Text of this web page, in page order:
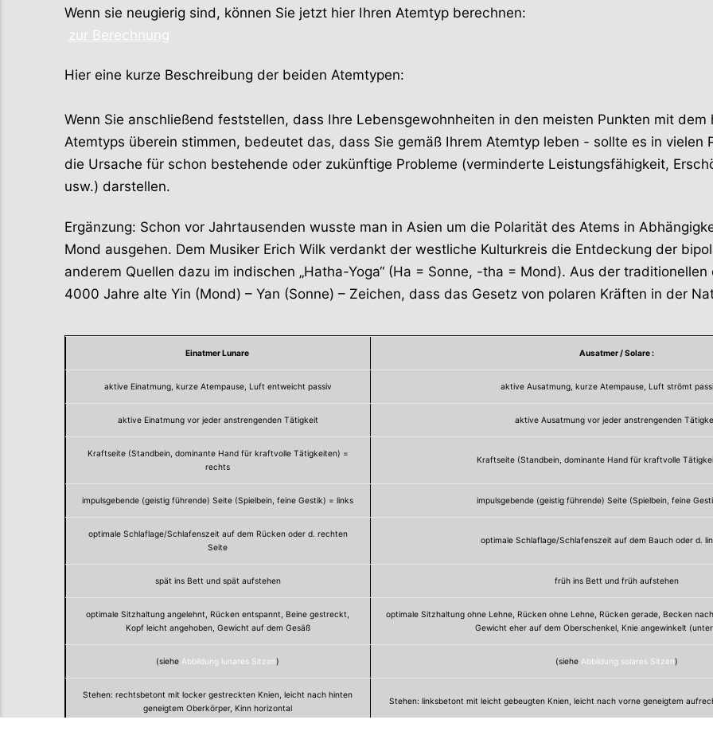
Wenn sie neugierig sind, können Sie jetzt hier Ihren Atemtyp berechnen:
zur Berechnung
Hier eine kurze Beschreibung der beiden Atemtypen:
Wenn Sie anschließend feststellen, dass Ihre Lebensgewohnheiten in den meisten Punkten mit
Atemtyps überein stimmen, bedeutet das, dass Sie gemäß Ihrem Atemtyp leben - sollte es in vielen
die Ursache für schon bestehende oder zukünftige Probleme (verminderte Leistungsfähigkeit,
usw.) darstellen.
Ergänzung: Schon vor Jahrtausenden wusste man in Asien um die Polarität des Atems in
Mond ausgehen. Dem Musiker Erich Wilk verdankt der westliche Kulturkreis die Entdeckung der
anderem Quellen dazu im indischen „Hatha-Yoga“ (Ha = Sonne, -tha = Mond). Aus der
4000 Jahre alte Yin (Mond) – Yan (Sonne) – Zeichen, dass das Gesetz von polaren Kräften in der
Einatmer Lunare Ausatmer / Solare :
aktive Einatmung, kurze Atempause, Luft entweicht passiv aktive Ausatmung, kurze Atempause, Luft strömt
aktive Einatmung vor jeder anstrengenden Tätigkeit aktive Ausatmung vor jeder anstrengenden
Kraftseite (Standbein, dominante Hand für kraftvolle Tätigkeiten) =
rechts
Kraftseite (Standbein, dominante Hand für kraftvolle
impulsgebende (geistig führende) Seite (Spielbein, feine Gestik) = links impulsgebende (geistig führende) Seite (Spielbein, feine
optimale Schlaflage/Schlafenszeit auf dem Rücken oder d. rechten
Seite
optimale Schlaflage/Schlafenszeit auf dem Bauch oder d.
spät ins Bett und spät aufstehen früh ins Bett und früh aufstehen
optimale Sitzhaltung angelehnt, Rücken entspannt, Beine gestreckt,
Kopf leicht angehoben, Gewicht auf dem Gesäß
optimale Sitzhaltung ohne Lehne, Rücken ohne Lehne, Rücken gerade, Becken
Gewicht eher auf dem Oberschenkel, Knie angewinkelt
(siehe Abbildung lunares Sitzen) (siehe Abbildung solares Sitzen)
Stehen: rechtsbetont mit locker gestreckten Knien, leicht nach hinten
geneigtem Oberkörper, Kinn horizontal
Stehen: linksbetont mit leicht gebeugten Knien, leicht nach vorne geneigtem